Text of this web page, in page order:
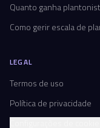
Quanto ganha
Como gerir escala de
LEGAL
Termos de uso
Política de privacidade